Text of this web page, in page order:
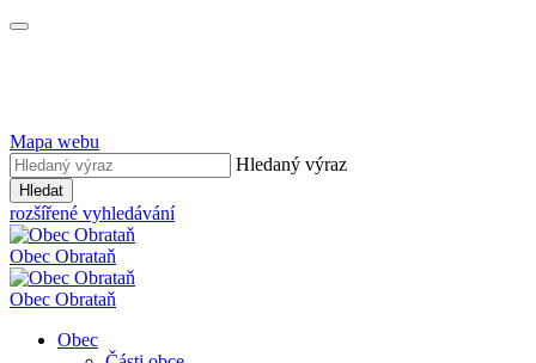
Mapa webu
Hledaný výraz
Hledat
rozšířené vyhledávání
Obec Obrataň
Obec Obrataň
Obec